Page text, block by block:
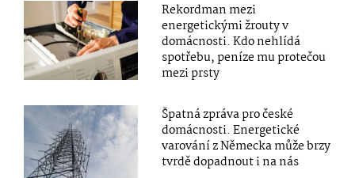
Rekordman mezi
energetickými žrouty v
domácnosti. Kdo nehlídá
spotřebu, peníze mu protečou
mezi prsty
Špatná zpráva pro české
domácnosti. Energetické
varování z Německa může brzy
tvrdě dopadnout i na nás